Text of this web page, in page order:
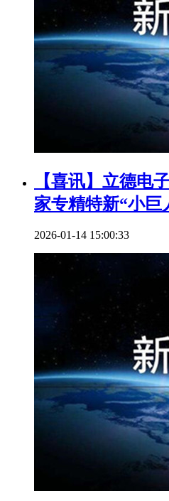
【喜讯】立德电
家专精特新“小巨
2026-01-14 15:00:33